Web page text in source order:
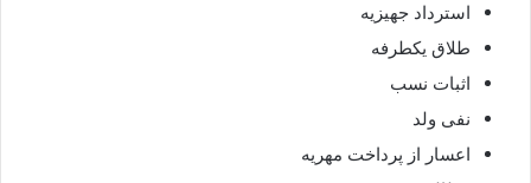
استرداد جهیزیه
طلاق یکطرفه
اثبات نسب
نفی ولد
اعسار از پرداخت مهریه